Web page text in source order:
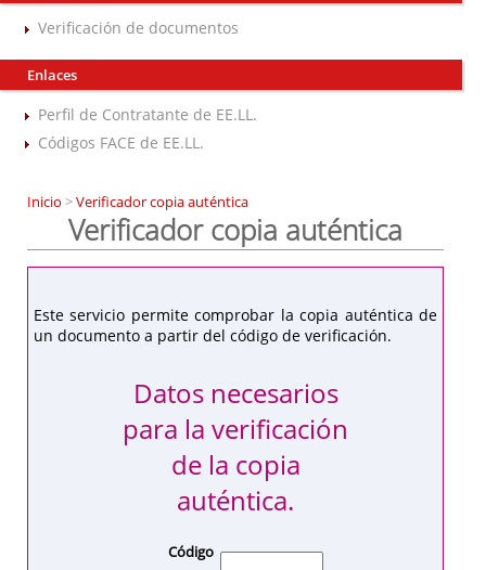
Verificación de documentos
Enlaces
Perfil de Contratante de EE.LL.
Códigos FACE de EE.LL.
Inicio >Verificador copia auténtica
Verificador copia auténtica
Este servicio permite comprobar la copia auténtica de
un documento a partir del código de verificación.
Datos necesarios
para la verificación
de la copia
auténtica.
Código